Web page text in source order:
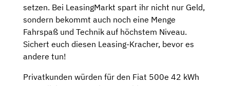
setzen. Bei LeasingMarkt spart ihr nicht nur Geld,
sondern bekommt auch noch eine Menge
Fahrspaß und Technik auf höchstem Niveau.
Sichert euch diesen Leasing-Kracher, bevor es
andere tun!
Privatkunden würden für den Fiat 500e 42 kWh